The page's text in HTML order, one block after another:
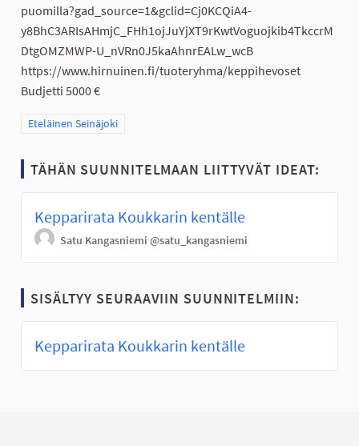
puomilla?gad_source=1&gclid=Cj0KCQiA4-
y8BhC3ARIsAHmjC_FHh1ojJuYjXT9rKwtVoguojkib4TkccrM
DtgOMZMWP-U_nVRn0J5kaAhnrEALw_wcB
https://www.hirnuinen.fi/tuoteryhma/keppihevoset
Budjetti 5000 €
Rajaa tulokset teeman mukaan: Eteläinen Seinäjoki
Eteläinen Seinäjoki
TÄHÄN SUUNNITELMAAN LIITTYVÄT IDEAT:
Kepparirata Koukkarin kentälle
Satu Kangasniemi @satu_kangasniemi
SISÄLTYY SEURAAVIIN SUUNNITELMIIN:
Kepparirata Koukkarin kentälle